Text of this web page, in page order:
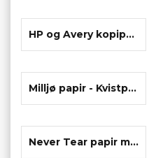
HP og Avery kopipapir
Milljø papir - Kvistpapir
Never Tear papir m.m.